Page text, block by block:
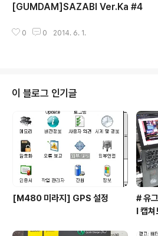
[GUMDAM]SAZABI Ver.Ka #4
0 0 2014. 6. 1.
이 블로그 인기글
[M480 미라지] GPS 설정
# 유
I 캡